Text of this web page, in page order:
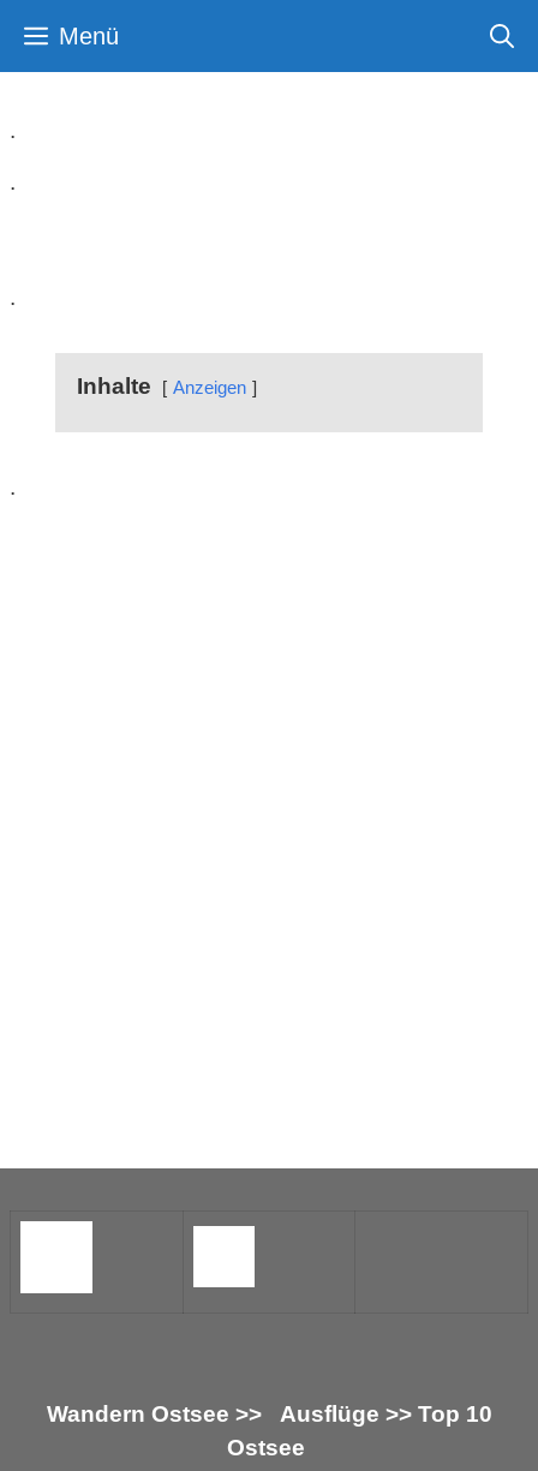
Inhalt Menü
.
.
.
Inhalte Anzeigen
.
Wandern Ostsee >> Ausflüge >> Top 10
Ostsee